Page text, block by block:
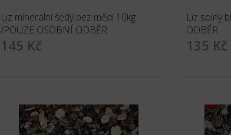
Liz minerální šedý bez mědi 10kg
/POUZE OSOBNÍ ODBĚR
145 Kč
Liz solný
ODBĚR
135 Kč